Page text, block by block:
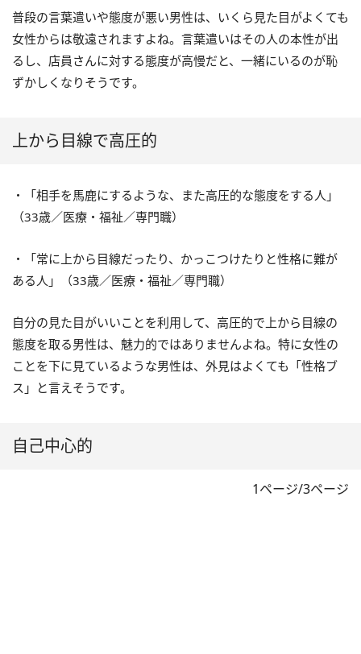
普段の言葉遣いや態度が悪い男性は、いくら見た目がよくても
女性からは敬遠されますよね。言葉遣いはその人の本性が出
るし、店員さんに対する態度が高慢だと、一緒にいるのが恥
ずかしくなりそうです。
上から目線で高圧的
・「相手を馬鹿にするような、また高圧的な態度をする人」
（33歳／医療・福祉／専門職）
・「常に上から目線だったり、かっこつけたりと性格に難が
ある人」（33歳／医療・福祉／専門職）
自分の見た目がいいことを利用して、高圧的で上から目線の
態度を取る男性は、魅力的ではありませんよね。特に女性の
ことを下に見ているような男性は、外見はよくても「性格ブ
ス」と言えそうです。
自己中心的
1ページ/3ページ